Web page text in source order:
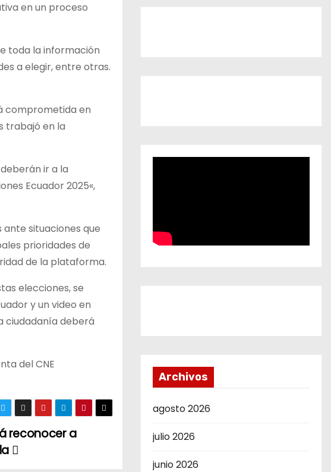
en un proceso
toda la información
a elegir, entre otras.
comprometida en
trabajó en la
ir a la
Ecuador 2025«,
situaciones que
prioridades de
de la plataforma.
elecciones, se
y un video en
ciudadanía deberá
del CNE
reconocer a
Archivos
agosto 2026
julio 2026
junio 2026